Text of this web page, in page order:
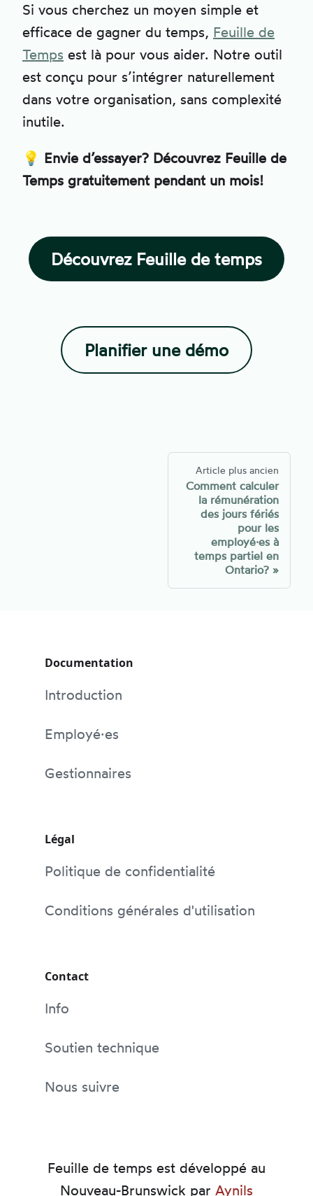
Si vous cherchez un moyen simple et
efficace de gagner du temps, Feuille de
Temps est là pour vous aider. Notre outil
est conçu pour s’intégrer naturellement
dans votre organisation, sans complexité
inutile.
💡 Envie d’essayer? Découvrez Feuille de
Temps gratuitement pendant un mois!
Découvrez Feuille de temps
Planifier une démo
Article plus ancien
Comment calculer
la rémunération
des jours fériés
pour les
employé·es à
temps partiel en
Ontario?
Documentation
Introduction
Employé·es
Gestionnaires
Légal
Politique de confidentialité
Conditions générales d'utilisation
Contact
Info
Soutien technique
Nous suivre
Feuille de temps est développé au
Nouveau-Brunswick par Aynils